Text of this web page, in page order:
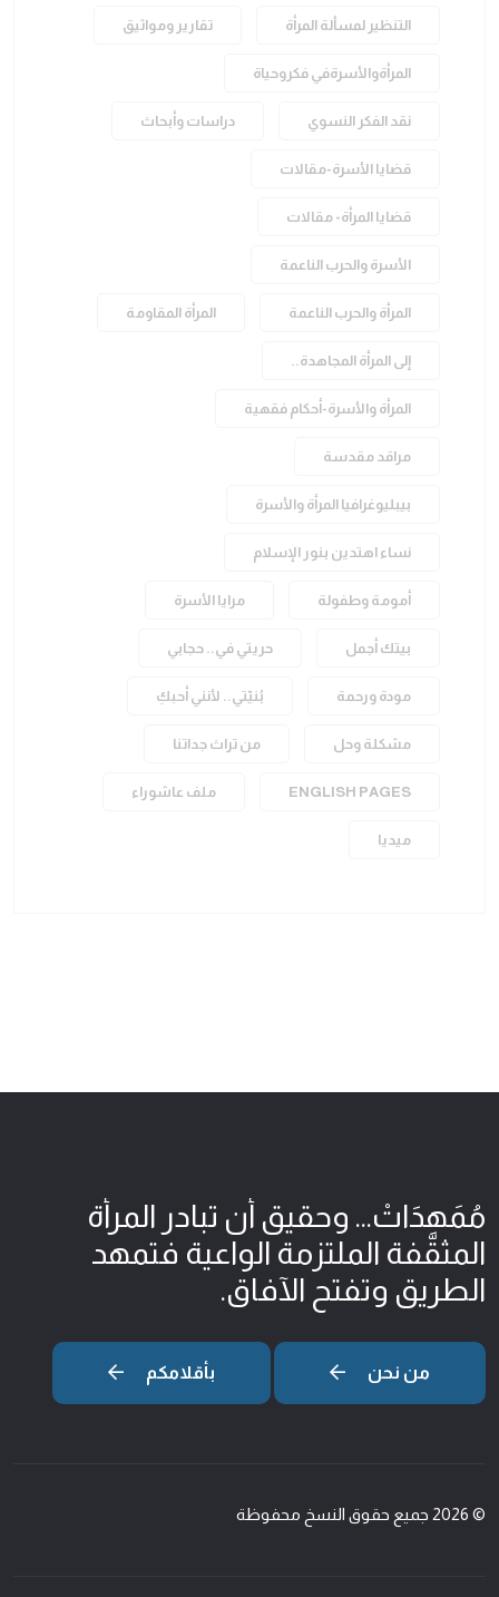
التنظير لمسألة المرأة تقارير ومواثيق
المرأةوالأسرةفي فكروحياة
نقد الفكر النسوي دراسات وأبحاث
قضايا الأسرة-مقالات
قضايا المرأة- مقالات
الأسرة والحرب الناعمة
المرأة والحرب الناعمة المرأة المقاومة
إلى المرأة المجاهدة..
المرأة والأسرة-أحكام فقهية
مراقد مقدسة
بيبليوغرافيا المرأة والأسرة
نساء اهتدين بنور الإسلام
أمومة وطفولة مرايا الأسرة
بيتك أجمل حريتي في.. حجابي
مودة ورحمة بُنيّتي.. لأنني أحبكِ
مشكلة وحل من تراث جداتنا
ENGLISH PAGES ملف عاشوراء
ميديا
مُمَهِدَاتْ... وحقيق أن تبادر المرأة
المثقّفة الملتزمة الواعية فتمهد
الطريق وتفتح الآفاق.
من نحن بأقلامكم
© 2026 جميع حقوق النسخ محفوظة